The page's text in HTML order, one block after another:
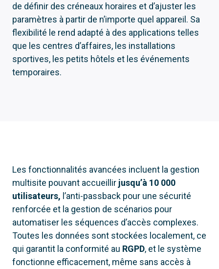
de définir des créneaux horaires et d’ajuster les
paramètres à partir de n’importe quel appareil. Sa
flexibilité le rend adapté à des applications telles
que les centres d’affaires, les installations
sportives, les petits hôtels et les événements
temporaires.
Les fonctionnalités avancées incluent la gestion
multisite pouvant accueillir jusqu’à 10 000
utilisateurs, l’anti-passback pour une sécurité
renforcée et la gestion de scénarios pour
automatiser les séquences d’accès complexes.
Toutes les données sont stockées localement, ce
qui garantit la conformité au RGPD, et le système
fonctionne efficacement, même sans accès à